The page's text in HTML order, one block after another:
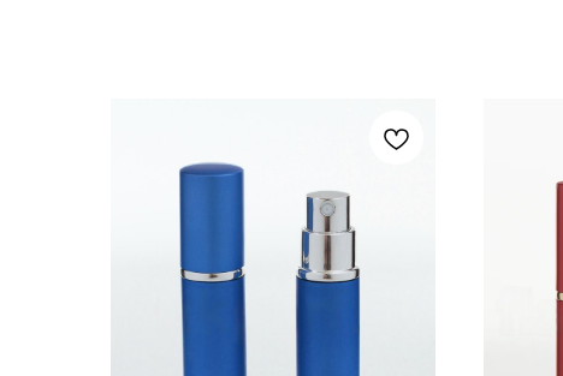
скидки и акции не распространяются